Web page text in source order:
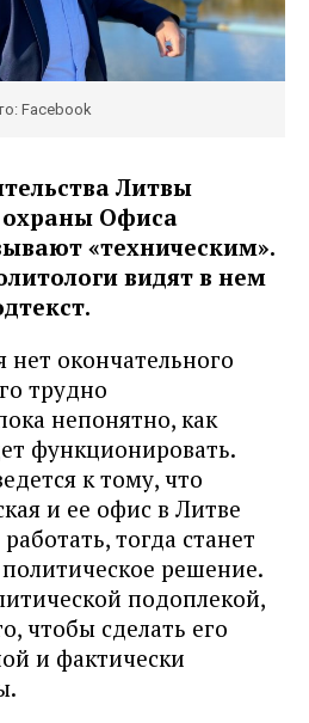
Facebook
Литвы
охраны Офиса
«техническим».
видят в нем
окончательного
трудно
непонятно, как
функционировать.
к тому, что
и ее офис в Литве
тогда станет
решение.
подоплекой,
чтобы сделать его
и фактически